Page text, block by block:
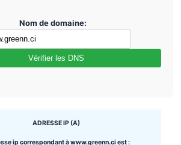
Nom de domaine:
Vérifier les DNS
ADRESSE IP (A)
ip correspondant à www.greenn.ci est :